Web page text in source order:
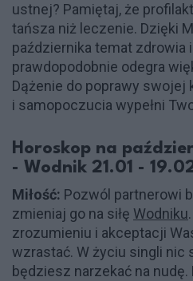
ustnej? Pamiętaj, że
tańsza niż leczenie. Dzięki
października temat zdrowia
prawdopodobnie odegra
Dążenie do poprawy swojej
i samopoczucia wypełni
Horoskop na
- Wodnik 21.01 -
Miłość: Pozwól partnerowi
zmieniaj go na siłę Wodniku
zrozumieniu i akceptacji
wzrastać. W życiu singli nic
będziesz narzekać na